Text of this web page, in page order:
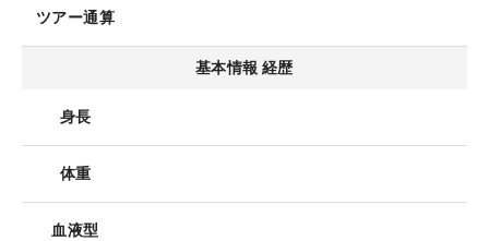
ツアー通算
基本情報 経歴
身長
体重
血液型